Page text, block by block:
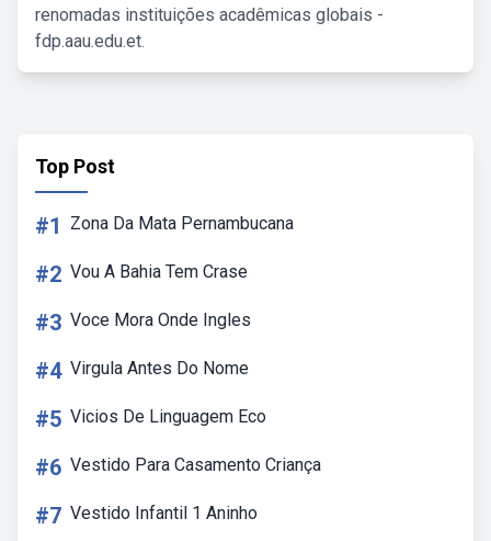
renomadas instituições acadêmicas globais -
fdp.aau.edu.et.
Top Post
#1 Zona Da Mata Pernambucana
#2 Vou A Bahia Tem Crase
#3 Voce Mora Onde Ingles
#4 Virgula Antes Do Nome
#5 Vicios De Linguagem Eco
#6 Vestido Para Casamento Criança
#7 Vestido Infantil 1 Aninho